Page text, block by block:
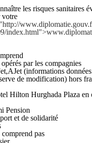
les risques sanitaires
votre
par les compagnies
(informations
de modification) hors
Hilton Hurghada Plaza en
Pension
et de solidarité
pas